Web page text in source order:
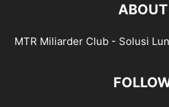
MTR Miliarder Club - Solusi